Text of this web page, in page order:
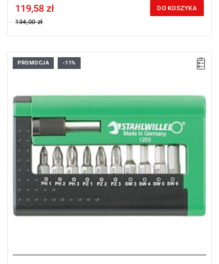
Price tax included
119,58 zł
134,00 zł
DO KOSZYKA
PROMOCJA -11%